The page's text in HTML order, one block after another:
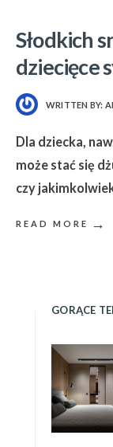
Słodkich
dziecięce
WRITTEN BY:
Dla dziecka,
może stać się
czy
READ MORE →
GORĄCE